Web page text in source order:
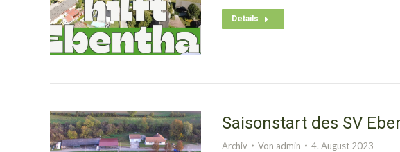
Details
Saisonstart des SV
Archiv Von admin 4. August 2023